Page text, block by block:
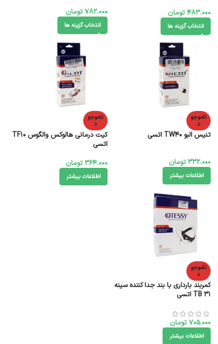
483.000تومان
انتخاب گزینه ها
782.000تومان
انتخاب گزینه ها
ناموجو
د
تنیس البو TW40 اتسی
332.000تومان
اطلاعات بیشتر
ناموجو
د
کیت درمانی هالوکس والگوس TF10
اتسی
364.000تومان
اطلاعات بیشتر
ناموجو
د
کمربند بارداری با بند جدا کننده سینه
TB 31 اتسی
705.000تومان
اطلاعات بیشتر